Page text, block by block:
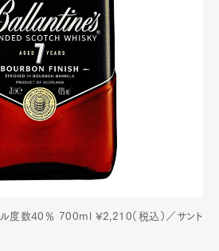
ール度数40％ 700ml ¥2,210（税込）／サント